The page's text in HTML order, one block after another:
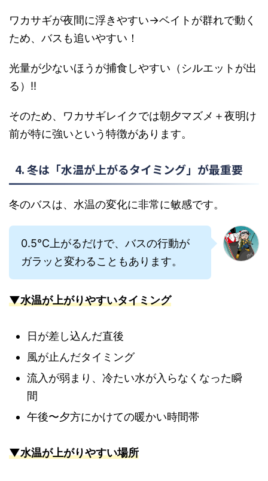
ワカサギが夜間に浮きやすい→ベイトが群れで動く
ため、バスも追いやすい！
光量が少ないほうが捕食しやすい（シルエットが出
る）!!
そのため、ワカサギレイクでは朝夕マズメ＋夜明け
前が特に強いという特徴があります。
4. 冬は「水温が上がるタイミング」が最重要
冬のバスは、水温の変化に非常に敏感です。
0.5℃上がるだけで、バスの行動が
ガラッと変わることもあります。
▼水温が上がりやすいタイミング
日が差し込んだ直後
風が止んだタイミング
流入が弱まり、冷たい水が入らなくなった瞬
間
午後〜夕方にかけての暖かい時間帯
▼水温が上がりやすい場所